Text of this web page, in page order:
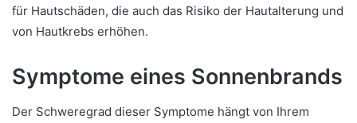
für Hautschäden, die auch das Risiko der Hautalterung und
von Hautkrebs erhöhen.
Symptome eines Sonnenbrands
Der Schweregrad dieser Symptome hängt von Ihrem